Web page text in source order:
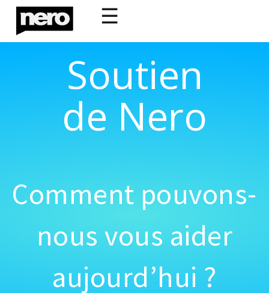
☰
Soutien
de Nero
Comment pouvons-
nous vous aider
aujourd’hui ?